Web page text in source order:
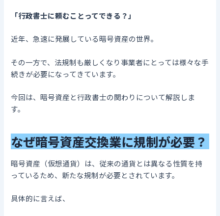
「行政書士に頼むことってできる？」
近年、急速に発展している暗号資産の世界。
その一方で、法規制も厳しくなり事業者にとっては様々な手
続きが必要になってきています。
今回は、暗号資産と行政書士の関わりについて解説しま
す。
なぜ暗号資産交換業に規制が必要？
暗号資産（仮想通貨）は、従来の通貨とは異なる性質を持
っているため、新たな規制が必要とされています。
具体的に言えば、